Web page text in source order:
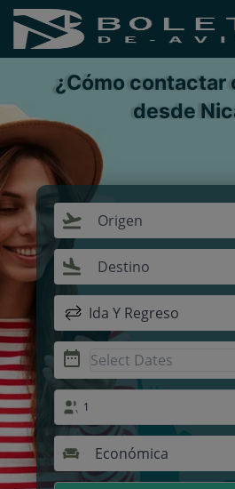
¿Cómo contactar
desde
Origen
Destino
Ida Y Regreso
1
Económica